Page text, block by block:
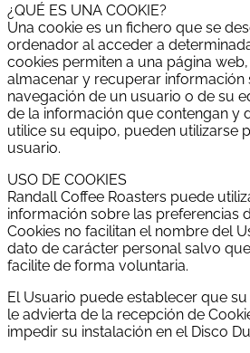
¿QUÉ ES UNA COOKIE?
Una cookie es un fichero que se
ordenador al acceder a
cookies permiten a una página
almacenar y recuperar información
navegación de un usuario o de su
de la información que contengan y
utilice su equipo, pueden utilizarse
usuario.
USO DE COOKIES
Randall Coffee Roasters puede
información sobre las preferencias
Cookies no facilitan el nombre del
dato de carácter personal salvo
facilite de forma voluntaria.
El Usuario puede establecer que
le advierta de la recepción de
impedir su instalación en el Disco